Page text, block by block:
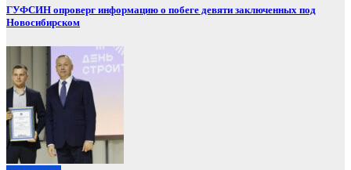
ГУФСИН опроверг информацию о побеге девяти заключенных под
Новосибирском